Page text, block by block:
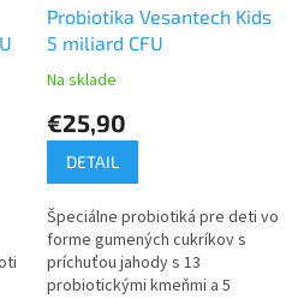
Probiotika Vesantech Kids
5 miliard CFU
Na sklade
€25,90
DETAIL
Špeciálne probiotiká pre deti vo
forme gumených cukríkov s
príchuťou jahody s 13
probiotickými kmeňmi a 5